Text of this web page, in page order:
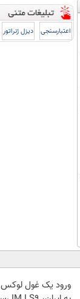
اعتبارسنجی دیزل ژنراتور
ورود یک غول